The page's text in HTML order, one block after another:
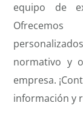
equipo de
normativo y
empresa.
información y